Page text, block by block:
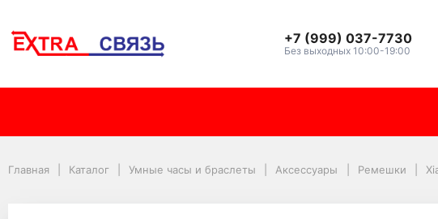
+7 (999) 037-7730
Без выходных 10:00-19:00
Ремешок DF для Xiaomi
Главная Каталог Умные часы и браслеты Аксессуары Ремешки